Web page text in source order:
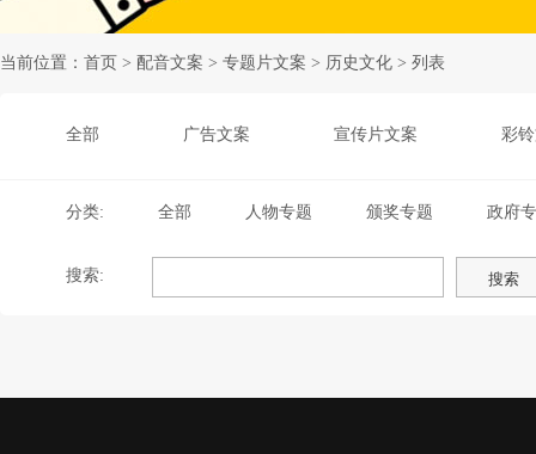
当前位置： 首页 > 配音文案 > 专题片文案 > 历史文化 > 列表
全部 广告文案 宣传片文案 彩
分类: 全部 人物专题 颁奖专题 政府
搜索: